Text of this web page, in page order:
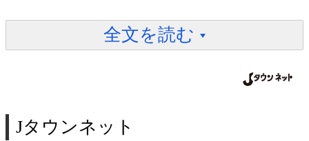
全文を読む
Jタウンネット